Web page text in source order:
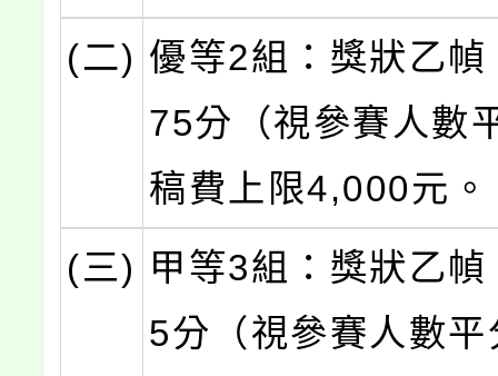
(二) 優等2組：獎狀乙
75分（視參賽人數
稿費上限4,000元。
(三) 甲等3組：獎狀乙
5分（視參賽人數